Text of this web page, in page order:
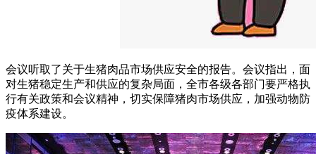
会议听取了关于生猪肉品市场供应安全的报告。会议指出，面
对生猪稳定生产和供应的复杂局面，全市各级各部门要严格执
行有关政策和会议精神，切实保障猪肉市场供应，加强动物防
疫体系建设。